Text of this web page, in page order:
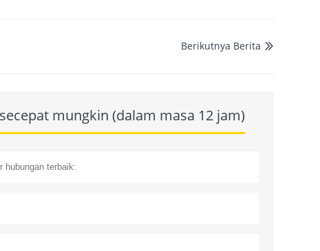

Berikutnya Berita
mungkin (dalam masa 12 jam)